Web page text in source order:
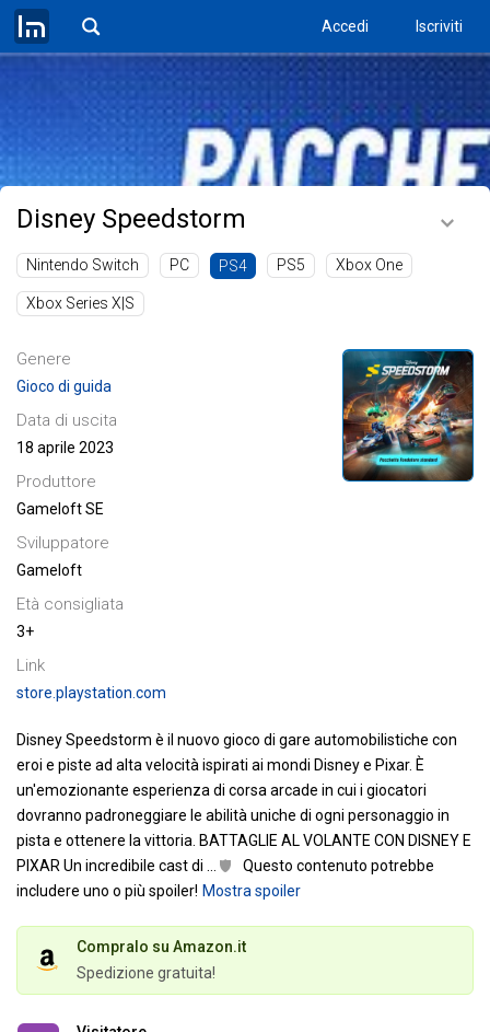
Accedi Iscriviti
Disney Speedstorm
Nintendo Switch PC PS4 PS5 Xbox One
Xbox Series X|S
Genere
Gioco di guida
Data di uscita
18 aprile 2023
Produttore
Gameloft SE
Sviluppatore
Gameloft
Età consigliata
3+
Link
store.playstation.com
Disney Speedstorm è il nuovo gioco di gare automobilistiche con
eroi e piste ad alta velocità ispirati ai mondi Disney e Pixar. È
un'emozionante esperienza di corsa arcade in cui i giocatori
dovranno padroneggiare le abilità uniche di ogni personaggio in
pista e ottenere la vittoria. BATTAGLIE AL VOLANTE CON DISNEY E
PIXAR Un incredibile cast di
Questo contenuto potrebbe
includere uno o più spoiler! Mostra spoiler
Compralo su Amazon.it
Spedizione gratuita!